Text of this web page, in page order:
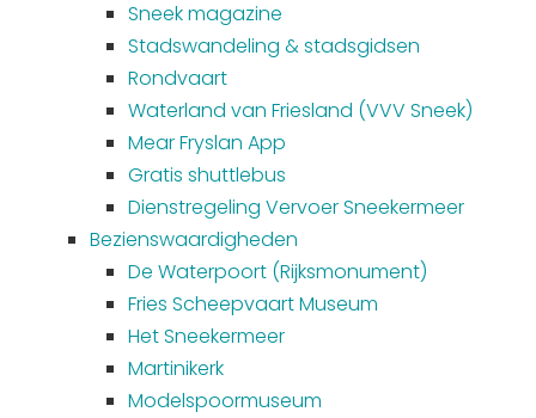
Sneek magazine
Stadswandeling & stadsgidsen
Rondvaart
Waterland van Friesland (VVV Sneek)
Mear Fryslan App
Gratis shuttlebus
Dienstregeling Vervoer Sneekermeer
Bezienswaardigheden
De Waterpoort (Rijksmonument)
Fries Scheepvaart Museum
Het Sneekermeer
Martinikerk
Modelspoormuseum